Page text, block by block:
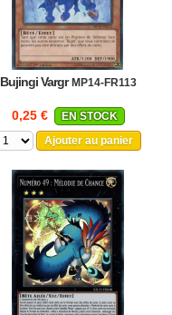
Bujingi Vargr MP14-FR113
0,25 €
EN STOCK
Ajouter au panier